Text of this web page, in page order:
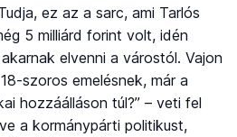
ez az a sarc, ami Tarlós
5 milliárd forint volt, idén
elvenni a várostól. Vajon
szoros emelésnek, már a
hozzáálláson túl?” – veti fel
a kormánypárti politikust,